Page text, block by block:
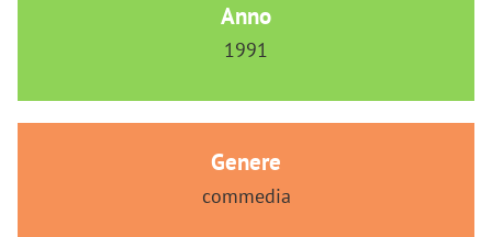
Anno
1991
Genere
commedia